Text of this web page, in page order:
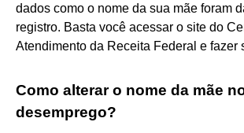
dados como o nome da sua mãe foram
registro. Basta você acessar o site do
Atendimento da Receita Federal e fazer
Como alterar o nome da mãe
desemprego?